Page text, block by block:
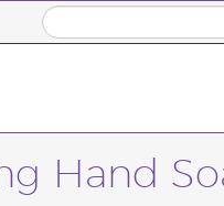
Hand